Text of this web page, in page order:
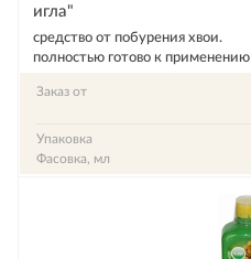
игла"
средство от побурения хвои.
полностью готово к применению
Заказ от
Упаковка
Фасовка, мл